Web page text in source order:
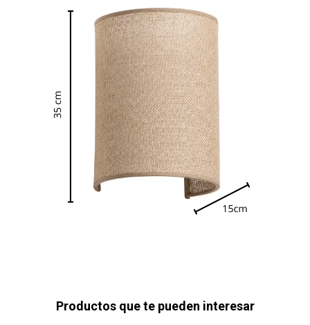
Productos que te pueden interesar